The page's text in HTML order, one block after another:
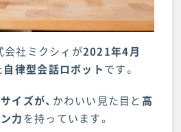
社ミクシィが2021年4月
自律型会話ロボットです。
イズが、 かわいい見た目と 高
力を持っています。